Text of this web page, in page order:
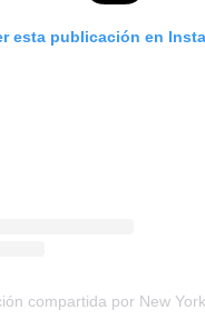
esta publicación en
compartida por New